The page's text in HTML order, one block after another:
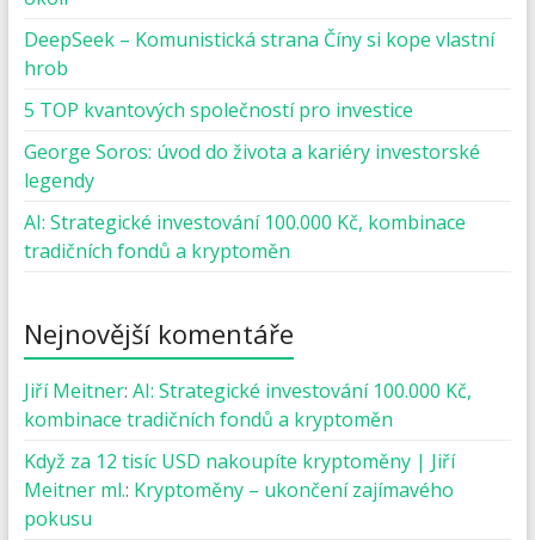
DeepSeek – Komunistická strana Číny si kope vlastní
hrob
5 TOP kvantových společností pro investice
George Soros: úvod do života a kariéry investorské
legendy
AI: Strategické investování 100.000 Kč, kombinace
tradičních fondů a kryptoměn
Nejnovější komentáře
Jiří Meitner: AI: Strategické investování 100.000 Kč,
kombinace tradičních fondů a kryptoměn
Když za 12 tisíc USD nakoupíte kryptoměny | Jiří
Meitner ml.: Kryptoměny – ukončení zajímavého
pokusu